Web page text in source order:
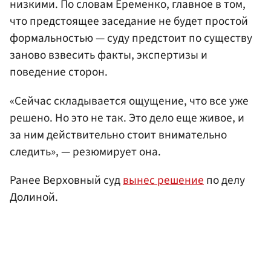
низкими. По словам Еременко, главное в том,
что предстоящее заседание не будет простой
формальностью — суду предстоит по существу
заново взвесить факты, экспертизы и
поведение сторон.
«Сейчас складывается ощущение, что все уже
решено. Но это не так. Это дело еще живое, и
за ним действительно стоит внимательно
следить», — резюмирует она.
Ранее Верховный судвынес решениепо делу
Долиной.